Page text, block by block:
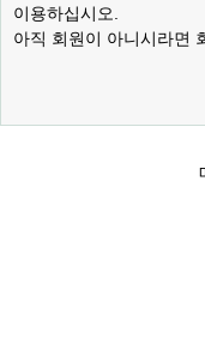
이용하십시오.
아직 회원이 아니시라면